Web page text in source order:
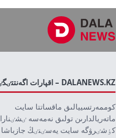
DALANEWS.KZ – اقپارات اگەنتتٸگٸ
كوممەرتسييالىق ماقساتتا سايت
ماتەريالدارىن تولىق نەمەسە ٸشٸنارا
كٶشٸرۋگە سايت يەسٸنٸڭ جازباشا